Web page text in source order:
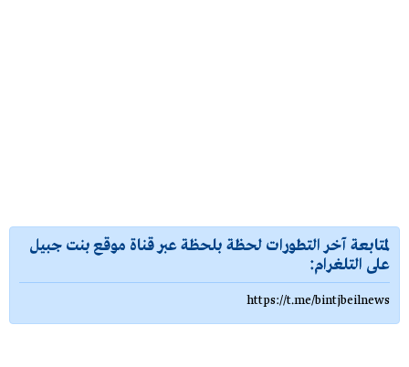
لمتابعة آخر التطورات لحظة بلحظة عبر قناة موقع بنت جبيل
على التلغرام:
https://t.me/bintjbeilnews